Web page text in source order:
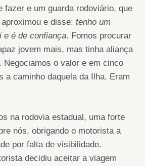
fazer e um guarda rodoviário, que
e disse:tenho um
e é de confiança. Fomos procurar
jovem mais, mas tinha aliança
Negociamos o valor e em cinco
a caminho daquela da Ilha. Eram
na rodovia estadual, uma forte
nós, obrigando o motorista a
por falta de visibilidade.
decidiu aceitar a viagem